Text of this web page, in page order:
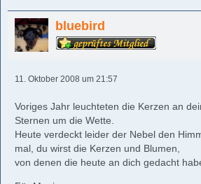
bluebird
11. Oktober 2008 um 21:57
Voriges Jahr leuchteten die Kerzen an
Sternen um die Wette.
Heute verdeckt leider der Nebel den
mal, du wirst die Kerzen und Blumen,
von denen die heute an dich gedacht